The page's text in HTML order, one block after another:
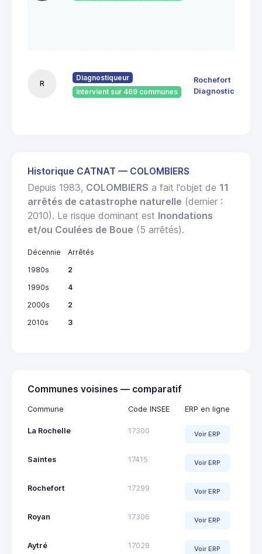
R
Diagnostiqueur
Intervient sur 469 communes
Rochefort
Diagnostic
Historique CATNAT — COLOMBIERS
Depuis 1983, COLOMBIERS a fait l'objet de 11
arrêtés de catastrophe naturelle (dernier :
2010). Le risque dominant est Inondations
et/ou Coulées de Boue (5 arrêtés).
Décennie
Arrêtés
1980s
2
1990s
4
2000s
2
2010s
3
Communes voisines — comparatif
Commune Code INSEE ERP en ligne
La Rochelle 17300 Voir ERP
Saintes 17415 Voir ERP
Rochefort 17299 Voir ERP
Royan 17306 Voir ERP
Aytré 17028 Voir ERP